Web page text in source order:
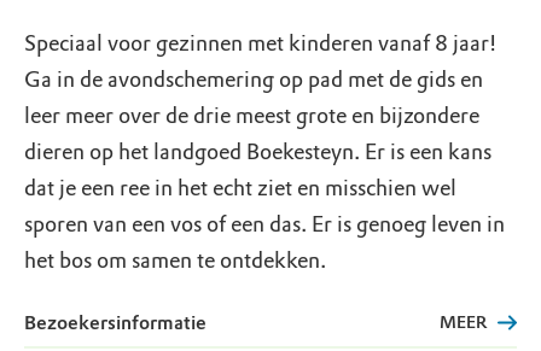
Speciaal voor gezinnen met kinderen vanaf 8 jaar!
Ga in de avondschemering op pad met de gids en
leer meer over de drie meest grote en bijzondere
dieren op het landgoed Boekesteyn. Er is een kans
dat je een ree in het echt ziet en misschien wel
sporen van een vos of een das. Er is genoeg leven in
het bos om samen te ontdekken.
Bezoekersinformatie MEER